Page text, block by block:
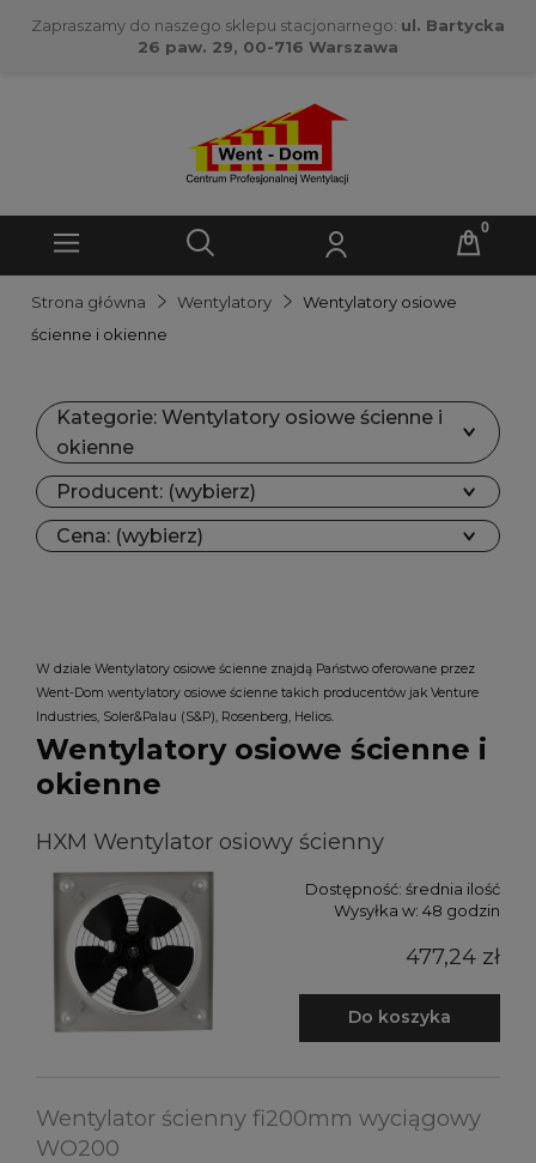
Zapraszamy do naszego sklepu stacjonarnego: ul. Bartycka
26 paw. 29, 00-716 Warszawa
Strona główna Wentylatory
Wentylatory osiowe
ścienne i okienne
Kategorie: Wentylatory osiowe ścienne i
okienne
Producent: (wybierz)
Cena: (wybierz)
W dziale Wentylatory osiowe ścienne znajdą Państwo oferowane przez
Went-Dom wentylatory osiowe ścienne takich producentów jak Venture
Industries, Soler&Palau (S&P), Rosenberg, Helios.
Wentylatory osiowe ścienne i
okienne
HXM Wentylator osiowy ścienny
Dostępność: średnia ilość
Wysyłka w: 48 godzin
477,24 zł
Do koszyka
Wentylator ścienny fi200mm wyciągowy
WO200